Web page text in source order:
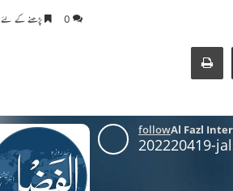
0 پڑھنے کے لئے 2 منٹ
Share via Email
Print